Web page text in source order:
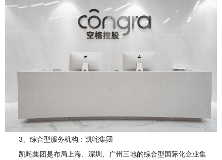
3、综合型服务机构：凯咤集团
凯咤集团是布局上海、深圳、广州三地的综合型国际化企业集